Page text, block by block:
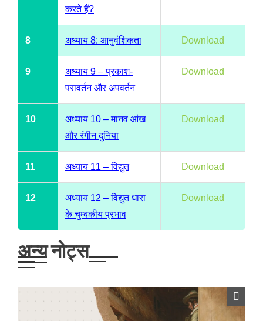
करते हैं?
8 अध्याय 8: आनुवंशिकता Download
9
अध्याय 9 – प्रकाश-
परावर्तन और अपवर्तन
Download
10
अध्याय 10 – मानव आंख
और रंगीन दुनिया
Download
11 अध्याय 11 – विद्युत Download
12
अध्याय 12 – विद्युत धारा
के चुम्बकीय प्रभाव
Download
अन्य नोट्स